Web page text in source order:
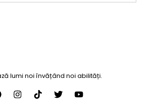
lumi noi învățând noi abilități.